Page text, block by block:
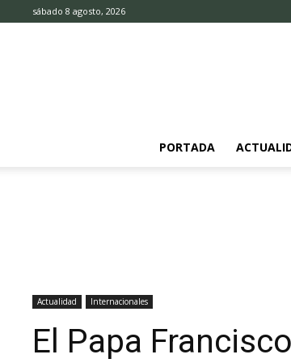
sábado 8 agosto, 2026
PORTADA
Actualidad Internacionales
El Papa